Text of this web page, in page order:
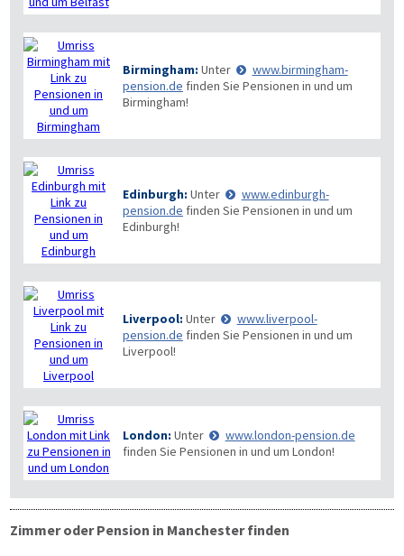
Birmingham: Unter
www.birmingham-
pension.de finden Sie Pensionen in und um
Birmingham!
Edinburgh: Unter
www.edinburgh-
pension.de finden Sie Pensionen in und um
Edinburgh!
Liverpool: Unter
www.liverpool-
pension.de finden Sie Pensionen in und um
Liverpool!
London: Unter
www.london-pension.de
finden Sie Pensionen in und um London!
Zimmer oder Pension in Manchester finden